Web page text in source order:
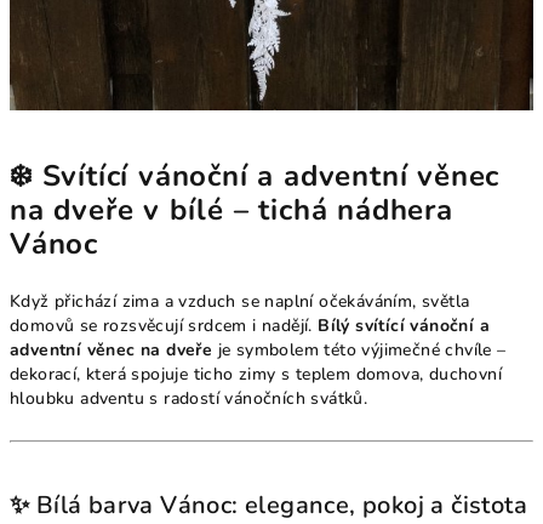
❄️ Svítící vánoční a adventní věnec
na dveře v bílé – tichá nádhera
Vánoc
Když přichází zima a vzduch se naplní očekáváním, světla
domovů se rozsvěcují srdcem i nadějí. Bílý svítící vánoční a
adventní věnec na dveře je symbolem této výjimečné chvíle –
dekorací, která spojuje ticho zimy s teplem domova, duchovní
hloubku adventu s radostí vánočních svátků.
✨ Bílá barva Vánoc: elegance, pokoj a čistota